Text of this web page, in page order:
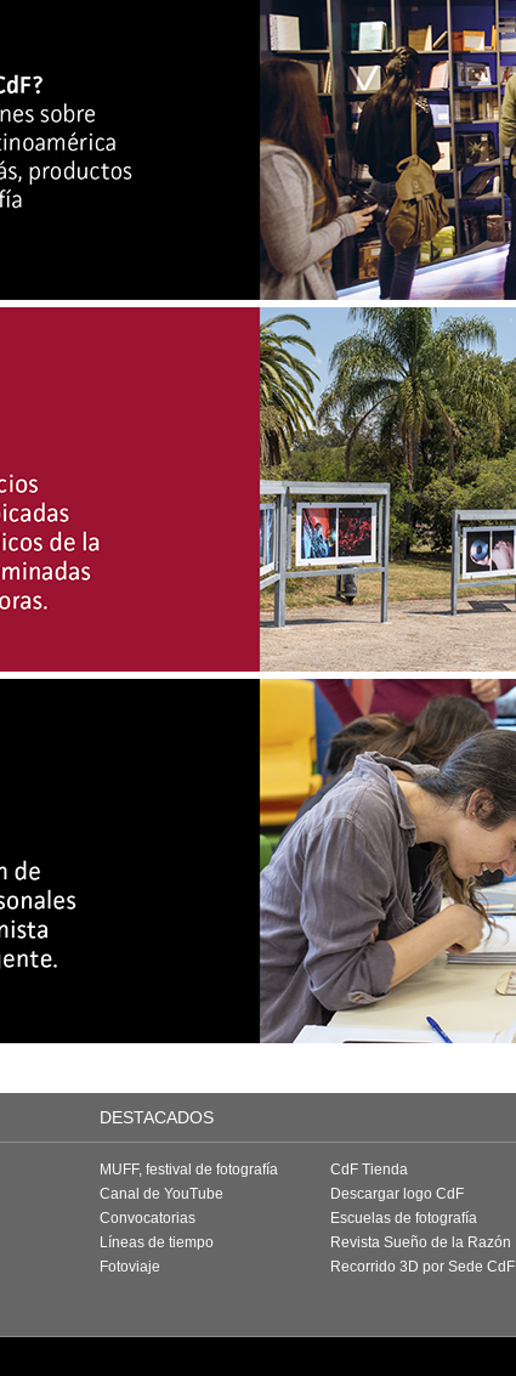
DESTACADOS
MUFF, festival de fotografía
Canal de YouTube
Convocatorias
Líneas de tiempo
Fotoviaje
CdF Tienda
Descargar logo CdF
Escuelas de fotografía
Revista Sueño de la Razón
Recorrido 3D por Sede CdF